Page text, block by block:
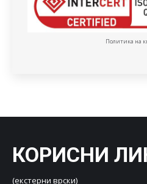
Политика на
КОРИСНИ
(екстерни врски)